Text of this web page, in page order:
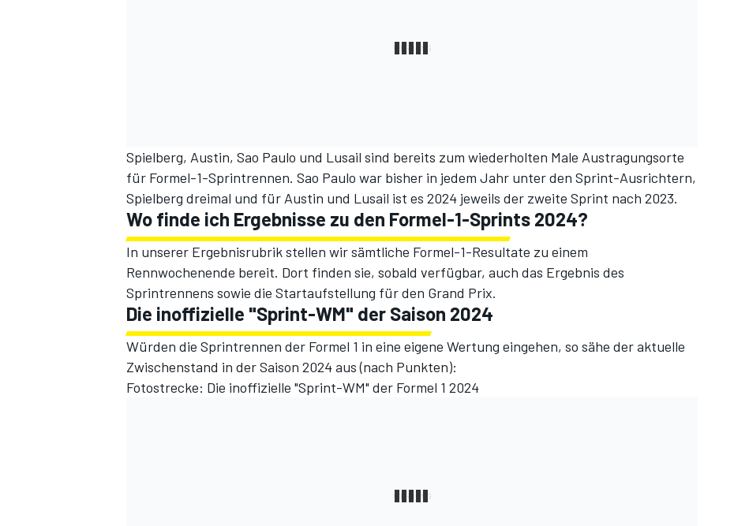
Spielberg, Austin, Sao Paulo und Lusail sind bereits zum wiederholten Male Austragungsorte
für Formel-1-Sprintrennen. Sao Paulo war bisher in jedem Jahr unter den Sprint-Ausrichtern,
Spielberg dreimal und für Austin und Lusail ist es 2024 jeweils der zweite Sprint nach 2023.
Wo finde ich Ergebnisse zu den Formel-1-Sprints 2024?
In unserer Ergebnisrubrikstellen wir sämtliche Formel-1-Resultate zu einem
Rennwochenende bereit. Dort finden sie, sobald verfügbar, auch das Ergebnis des
Sprintrennens sowie die Startaufstellung für den Grand Prix.
Die inoffizielle "Sprint-WM" der Saison 2024
Würden die Sprintrennen der Formel 1 in eine eigene Wertung eingehen, so sähe der aktuelle
Zwischenstand in der Saison 2024 aus (nach Punkten):
Fotostrecke: Die inoffizielle "Sprint-WM" der Formel 1 2024